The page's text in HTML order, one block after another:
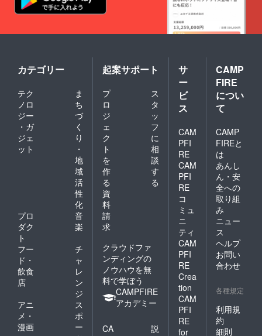
カテゴリー
テク
ノロ
ジー
・ガ
ジェ
ット
ま
ち
づ
く
り
・
地
域
活
性
化
プロ
ダク
ト
音
楽
フー
ド・
飲食
店
チ
ャ
レ
ン
ジ
アニ
メ・
漫画
ス
ポ
ー
起案サポート
プ
ロ
ジ
ェ
ク
ト
を
作
る
ス
タ
ッ
フ
に
相
談
す
る
資
料
請
求
クラウドファ
ンディングの
ノウハウを無
料で学ぼう
CAMPFIRE
アカデミー
CA
説
サ
ー
ビ
ス
CAM
PFI
RE
CAM
PFI
RE
コ
ミュ
ニ
ティ
CAM
PFI
RE
Crea
tion
CAM
PFI
RE
for
CAMP
FIRE
につい
て
CAMP
FIREと
は
あんし
ん・安
全への
取り組
み
ニュー
ス
ヘルプ
お問い
合わせ
各種規定
利用規
約
細則